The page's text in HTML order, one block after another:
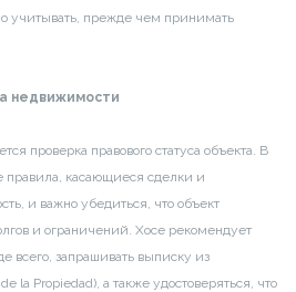
учитывать, прежде чем принимать
недвижимости
проверка правового статуса объекта. В
правила, касающиеся сделки и
и важно убедиться, что объект
и ограничений. Хосе рекомендует
всего, запрашивать выписку из
la Propiedad), а также удостоверяться, что